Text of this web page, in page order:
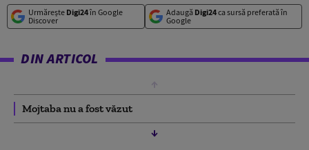
Urmărește Digi24în Google
Discover
Adaugă Digi24ca sursă preferată în
Google
DIN ARTICOL
Mojtaba nu a fost văzut